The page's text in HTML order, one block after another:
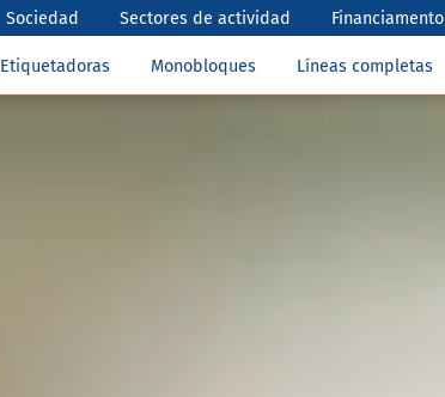
Sociedad Sectores de actividad Financiamento
Etiquetadoras Monobloques Líneas completas